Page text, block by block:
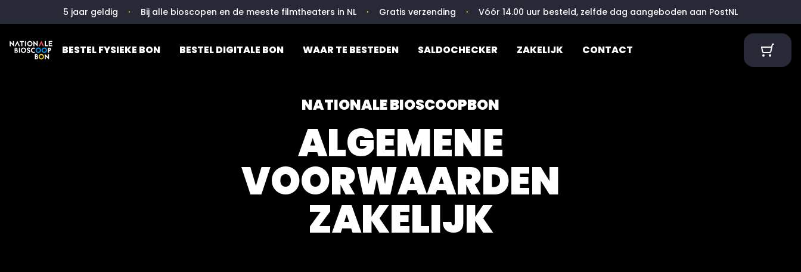
5 jaar geldig ⋅ Bij alle bioscopen en de meeste filmtheaters in NL ⋅ Gratis verzending ⋅ Vóór 14.00 uur besteld, zelfde dag aangeboden aan PostNL
BESTEL FYSIEKE BON BESTEL DIGITALE BON WAAR TE BESTEDEN SALDOCHECKER ZAKELIJK CONTACT
NATIONALE BIOSCOOPBON
ALGEMENE
VOORWAARDEN
ZAKELIJK